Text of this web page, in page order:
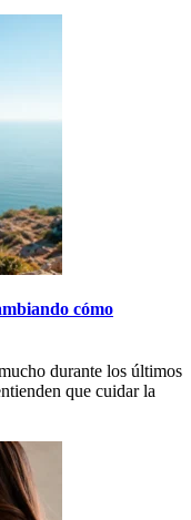
cómo
durante los últimos
que cuidar la